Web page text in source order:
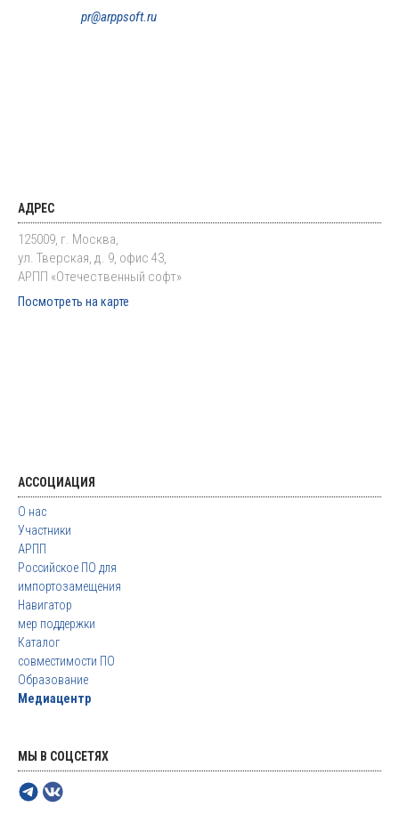
pr@arppsoft.ru
АДРЕС
125009, г. Москва,
ул. Тверская, д. 9, офис 43,
АРПП «Отечественный софт»
Посмотреть на карте
АССОЦИАЦИЯ
О нас
Участники
АРПП
Российское ПО для
импортозамещения
Навигатор
мер поддержки
Каталог
совместимости ПО
Образование
Медиацентр
МЫ В СОЦСЕТЯХ